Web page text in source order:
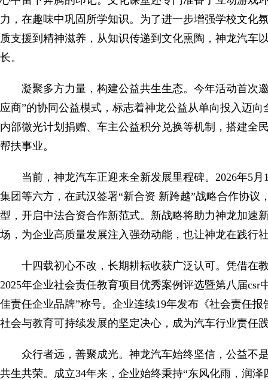
力，在趣味中巩固所学知识。为了进一步增强学校文化
质支援到精神滋养，从知识传递到文化熏陶，神龙汽车
长。
凝聚多方力量，构建公益共生生态。今年活动首次
应商”的协同公益模式，标志着神龙公益从单向投入迈
内部微光计划捐赠、车主公益积分兑换等机制，搭建全
帮扶事业。
当前，神龙汽车正迎来全新发展里程碑。2026年5
集团等六方，在武汉签署“新合资 新跨越”战略合作协
型，开启中法合资合作新范式。新战略将助力神龙加速
场，为企业高质量发展注入强劲动能，也让神龙在践行
十四载初心不改，长期耕耘收获广泛认可。凭借在
2025年企业社会责任教育项目优秀案例评选暨第八届csr
佳责任企业品牌”称号。企业连续19年发布《社会责任
社会与教育可持续发展的坚定决心，成为汽车行业责任
众行者远，善聚成光。神龙汽车始终坚信，公益不
共生共荣。成立34年来，企业始终秉持“东风化雨，润